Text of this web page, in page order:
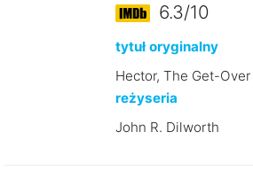
6.3/10
tytuł oryginalny
Hector, The Get-Over
reżyseria
John R. Dilworth